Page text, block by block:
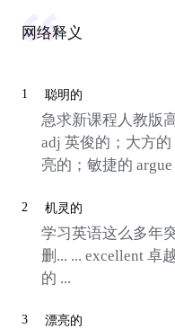
网络释义
1 聪明的
急求新课程人教版
adj 英俊的；大方
亮的；敏捷的
2 机灵的
学习英语这么多年
删... ... excellent 卓
的 ...
3 漂亮的